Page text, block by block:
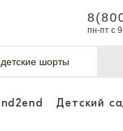
пн-пт с
детские шорты
Детский